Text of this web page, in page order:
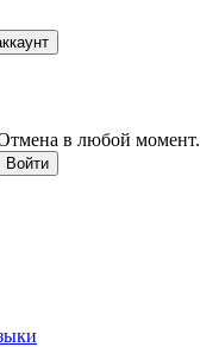
в любой момент.
Войти